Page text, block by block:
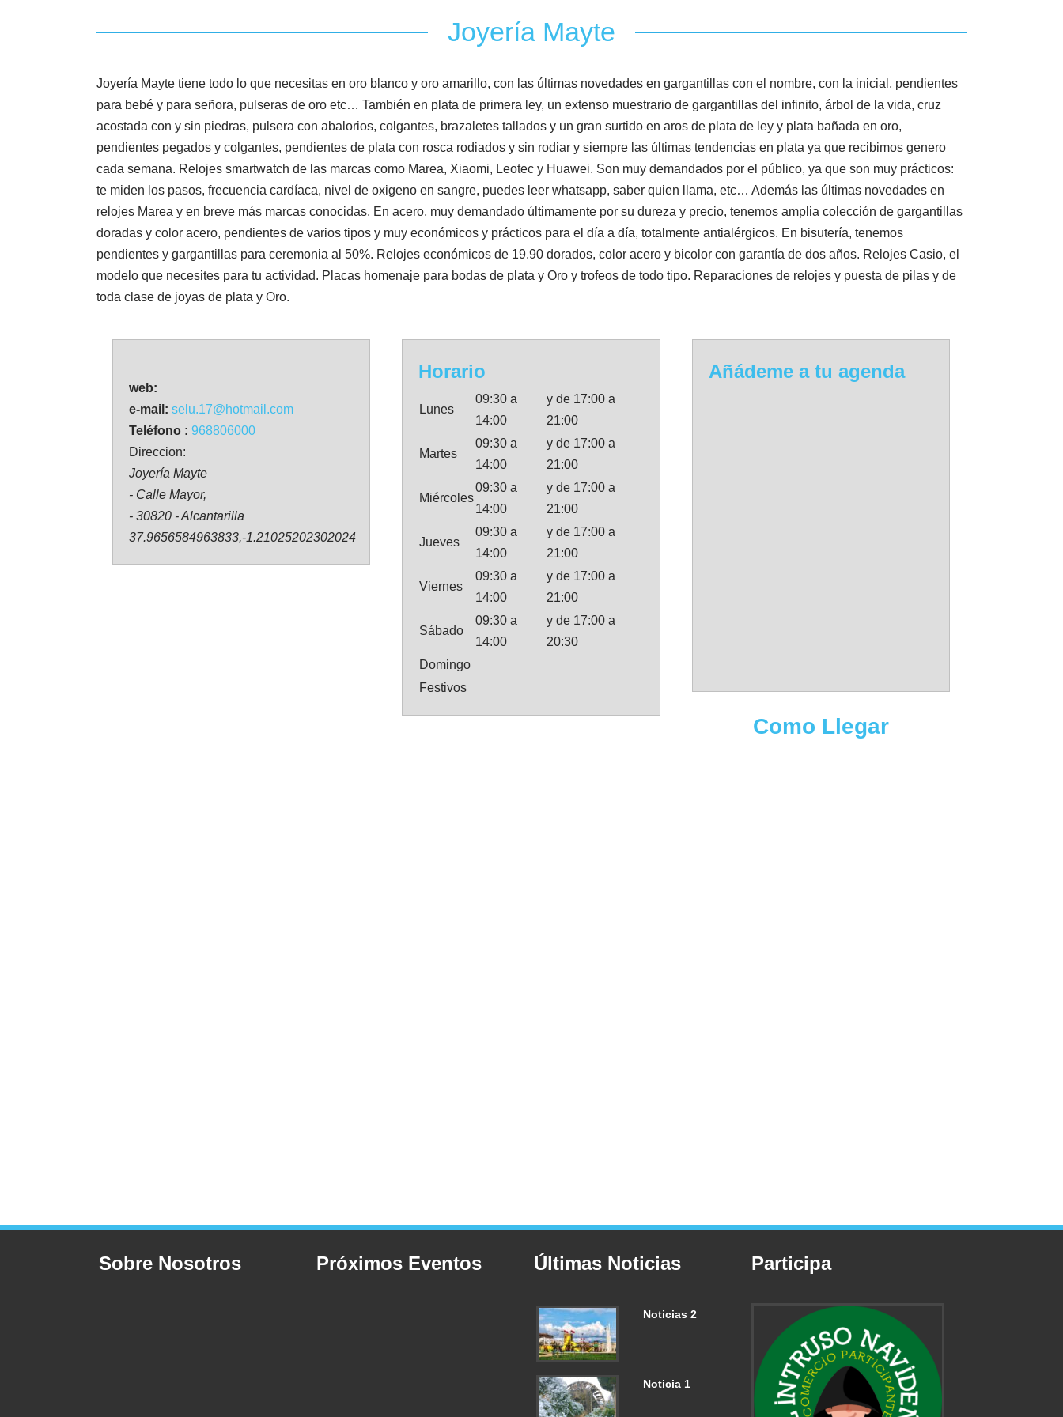
Joyería Mayte
Joyería Mayte tiene todo lo que necesitas en oro blanco y oro amarillo, con las últimas novedades en gargantillas con el nombre, con la inicial, pendientes
para bebé y para señora, pulseras de oro etc… También en plata de primera ley, un extenso muestrario de gargantillas del infinito, árbol de la vida, cruz
acostada con y sin piedras, pulsera con abalorios, colgantes, brazaletes tallados y un gran surtido en aros de plata de ley y plata bañada en oro,
pendientes pegados y colgantes, pendientes de plata con rosca rodiados y sin rodiar y siempre las últimas tendencias en plata ya que recibimos genero
cada semana. Relojes smartwatch de las marcas como Marea, Xiaomi, Leotec y Huawei. Son muy demandados por el público, ya que son muy prácticos:
te miden los pasos, frecuencia cardíaca, nivel de oxigeno en sangre, puedes leer whatsapp, saber quien llama, etc… Además las últimas novedades en
relojes Marea y en breve más marcas conocidas. En acero, muy demandado últimamente por su dureza y precio, tenemos amplia colección de gargantillas
doradas y color acero, pendientes de varios tipos y muy económicos y prácticos para el día a día, totalmente antialérgicos. En bisutería, tenemos
pendientes y gargantillas para ceremonia al 50%. Relojes económicos de 19.90 dorados, color acero y bicolor con garantía de dos años. Relojes Casio, el
modelo que necesites para tu actividad. Placas homenaje para bodas de plata y Oro y trofeos de todo tipo. Reparaciones de relojes y puesta de pilas y de
toda clase de joyas de plata y Oro.
web:
e-mail: selu.17@hotmail.com
Teléfono : 968806000
Direccion:
Joyería Mayte
- Calle Mayor,
- 30820 - Alcantarilla
37.9656584963833,-1.21025202302024
Horario
Lunes
09:30 a
14:00
y de 17:00 a
21:00
Martes
09:30 a
14:00
y de 17:00 a
21:00
Miércoles
09:30 a
14:00
y de 17:00 a
21:00
Jueves
09:30 a
14:00
y de 17:00 a
21:00
Viernes
09:30 a
14:00
y de 17:00 a
21:00
Sábado
09:30 a
14:00
y de 17:00 a
20:30
Domingo
Festivos
Añádeme a tu agenda
Como Llegar
Sobre Nosotros Próximos Eventos Últimas Noticias
Noticias 2
Noticia 1
Participa